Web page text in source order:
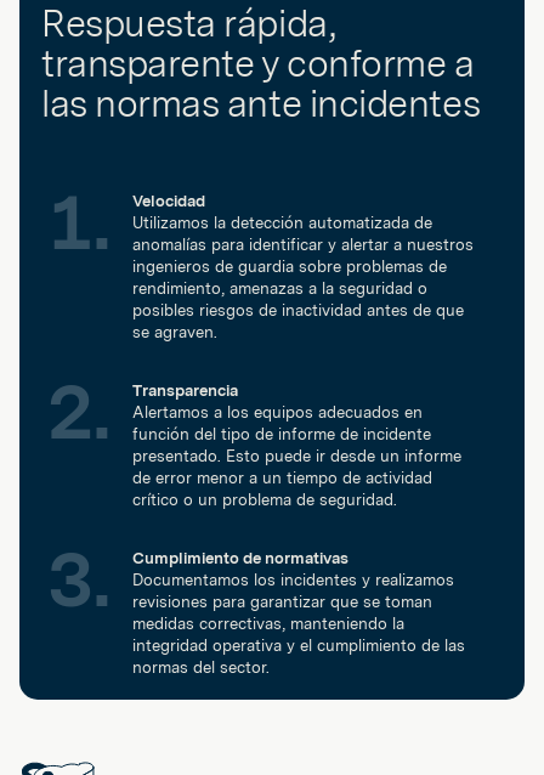
Respuesta rápida,
transparente y conforme a
las normas ante incidentes
Velocidad
Utilizamos la detección automatizada de
anomalías para identificar y alertar a nuestros
ingenieros de guardia sobre problemas de
rendimiento, amenazas a la seguridad o
posibles riesgos de inactividad antes de que
se agraven.
Transparencia
Alertamos a los equipos adecuados en
función del tipo de informe de incidente
presentado. Esto puede ir desde un informe
de error menor a un tiempo de actividad
crítico o un problema de seguridad.
Cumplimiento de normativas
Documentamos los incidentes y realizamos
revisiones para garantizar que se toman
medidas correctivas, manteniendo la
integridad operativa y el cumplimiento de las
normas del sector.